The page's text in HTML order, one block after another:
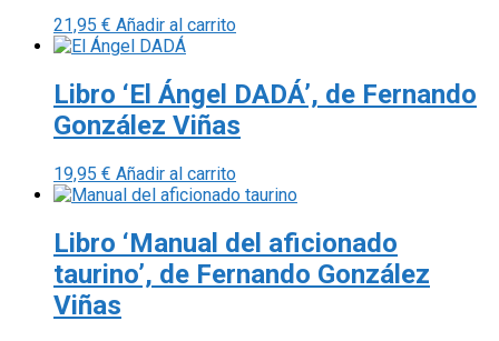
21,95 € Añadir al carrito
Libro ‘El Ángel DADÁ’, de Fernando
González Viñas
19,95 € Añadir al carrito
Libro ‘Manual del aficionado
taurino’, de Fernando González
Viñas